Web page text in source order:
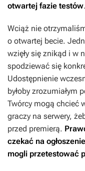
otwartej fazie testów.
Wciąż nie
o otwartej becie.
wzięły się znikąd i w
spodziewać się
Udostępnienie
byłoby zrozumiałym
Twórcy mogą chcieć
graczy na serwery,
przed premierą.
czekać na
mogli przetestować